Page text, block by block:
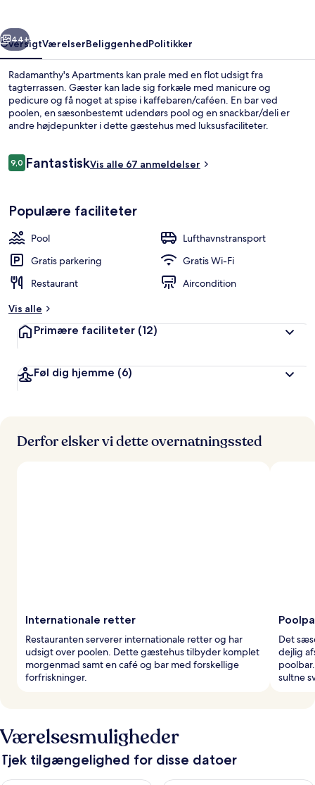
Næste
44+
OversigtVærelserBeliggenhedPolitikker
Radamanthy's Apartments kan prale med en flot udsigt fra
tagterrassen. Gæster kan lade sig forkæle med manicure og
pedicure og få noget at spise i kaffebaren/caféen. En bar ved
poolen, en sæsonbestemt udendørs pool og en snackbar/deli er
andre højdepunkter i dette gæstehus med luksusfaciliteter.
Anmeldelser
9,09,0 ud af 10.
FantastiskVis alle 67 anmeldelser
Populære faciliteter
Pool
Lufthavnstransport
Gratis parkering
Gratis Wi-Fi
Restaurant
Aircondition
Vis alle
Primære faciliteter (12)
Føl dig hjemme (6)
Derfor elsker vi dette overnatningssted
Internationale retter
Restauranten serverer internationale retter og har
udsigt over poolen. Dette gæstehus tilbyder komplet
morgenmad samt en café og bar med forskellige
forfriskninger.
Det
dejlig
sultne
Værelsesmuligheder
Tjek tilgængelighed for disse datoer